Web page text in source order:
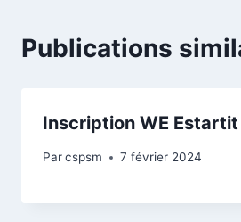
Publications
Inscription WE Estartit
Parcspsm 7 février 2024